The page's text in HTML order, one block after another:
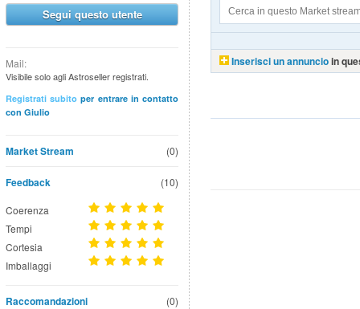
Segui questo utente
Mail:
Visibile solo agli Astroseller registrati.
Registrati subito per entrare in contatto
con Giulio
(0)
Market Stream
Feedback (10)
Coerenza
Tempi
Cortesia
Imballaggi
(0)
Raccomandazioni
Inserisci un annuncioin